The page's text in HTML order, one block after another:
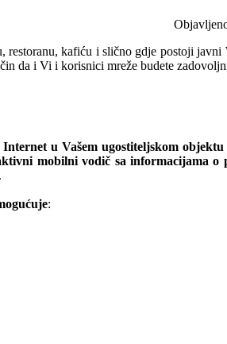
restoranu, kafiću i slično gdje postoji
da i Vi i korisnici mreže budete
Internet u Vašem ugostiteljskom objektu
mobilni vodič sa informacijama o
: